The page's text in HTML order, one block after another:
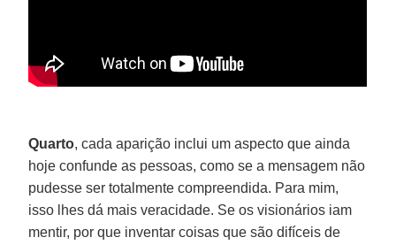
Quarto, cada aparição inclui um aspecto que ainda
hoje confunde as pessoas, como se a mensagem não
pudesse ser totalmente compreendida. Para mim,
isso lhes dá mais veracidade. Se os visionários iam
mentir, por que inventar coisas que são difíceis de